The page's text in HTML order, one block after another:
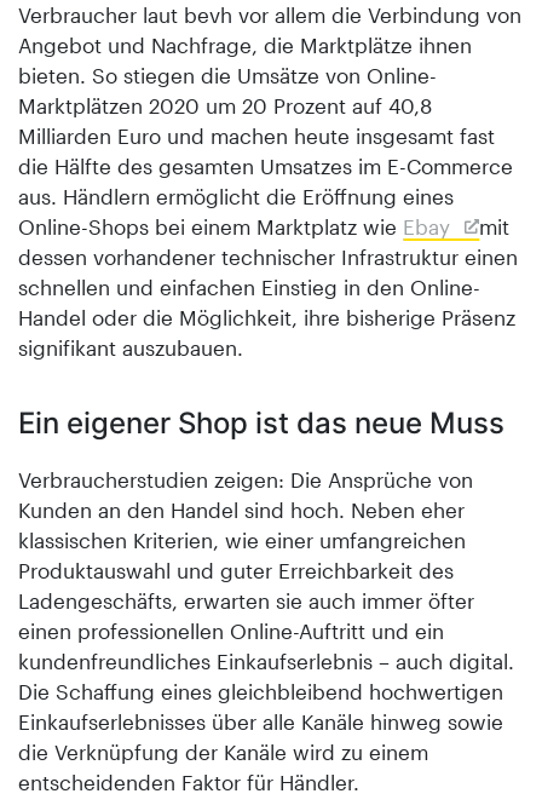
Verbraucher laut bevh vor allem die Verbindung von
Angebot und Nachfrage, die Marktplätze ihnen
bieten. So stiegen die Umsätze von Online-
Marktplätzen 2020 um 20 Prozent auf 40,8
Milliarden Euro und machen heute insgesamt fast
die Hälfte des gesamten Umsatzes im E-Commerce
aus. Händlern ermöglicht die Eröffnung eines
Online-Shops bei einem Marktplatz wie Ebay
mit
dessen vorhandener technischer Infrastruktur einen
schnellen und einfachen Einstieg in den Online-
Handel oder die Möglichkeit, ihre bisherige Präsenz
signifikant auszubauen.
Ein eigener Shop ist das neue Muss
Verbraucherstudien zeigen: Die Ansprüche von
Kunden an den Handel sind hoch. Neben eher
klassischen Kriterien, wie einer umfangreichen
Produktauswahl und guter Erreichbarkeit des
Ladengeschäfts, erwarten sie auch immer öfter
einen professionellen Online-Auftritt und ein
kundenfreundliches Einkaufserlebnis – auch digital.
Die Schaffung eines gleichbleibend hochwertigen
Einkaufserlebnisses über alle Kanäle hinweg sowie
die Verknüpfung der Kanäle wird zu einem
entscheidenden Faktor für Händler.